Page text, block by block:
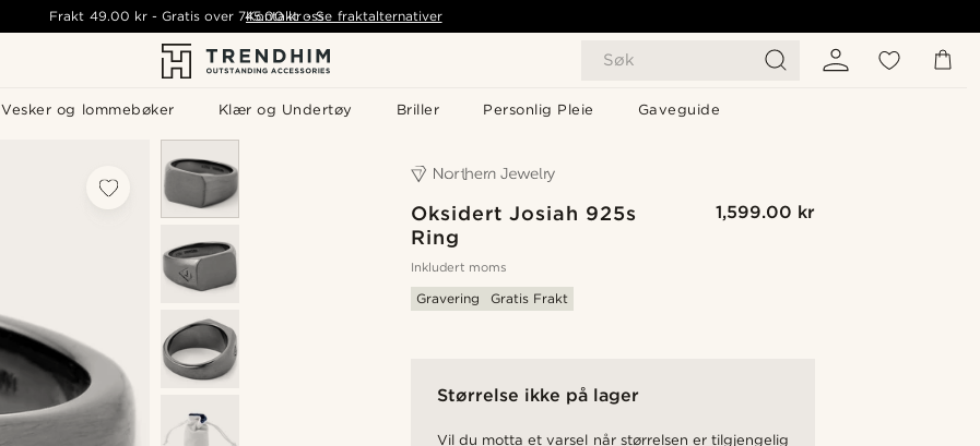
Søk
Vesker og lommebøker Klær og Undertøy Briller Personlig Pleie Gaveguide
Frakt 49.00 kr- Gratis over 745.00 kr - Se fraktalternativer
Kontakt oss
Oksidert Josiah 925s
Ring
1,599.00 kr
Inkludert moms
Gravering Gratis Frakt
Størrelse ikke på lager
Vil du motta et varsel når størrelsen er tilgjengelig